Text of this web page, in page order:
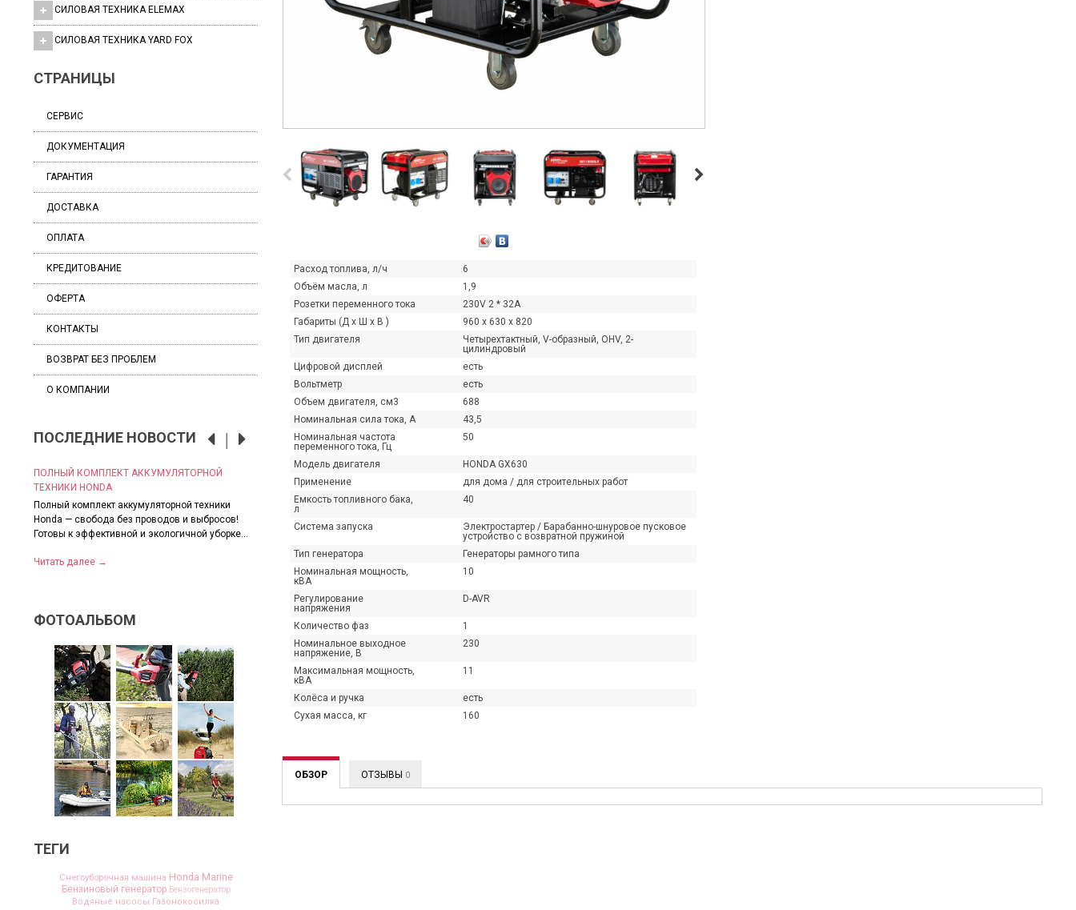
СИЛОВАЯ ТЕХНИКА ELEMAX
СИЛОВАЯ ТЕХНИКА YARD FOX
СТРАНИЦЫ
СЕРВИС
ДОКУМЕНТАЦИЯ
ГАРАНТИЯ
ДОСТАВКА
ОПЛАТА
КРЕДИТОВАНИЕ
ОФЕРТА
КОНТАКТЫ
ВОЗВРАТ БЕЗ ПРОБЛЕМ
О КОМПАНИИ
ПОСЛЕДНИЕ НОВОСТИ
ПОЛНЫЙ КОМПЛЕКТ АККУМУЛЯТОРНОЙ
ТЕХНИКИ HONDA
Полный комплект аккумуляторной техники
Honda — свобода без проводов и выбросов!
Готовы к эффективной и экологичной уборке...
Читать далее →
Грандиозные скидки на все мотопомпы Honda!
Пока лето в самом разгаре — самое время
Читать далее
HND С ДВИГАТЕЛЯМИ HONDA!
двигателями Honda! Продукция HND в наличии,
в наших салонах....
Читать далее
ФОТОАЛЬБОМ
ТЕГИ
Cнегоуборочная машина Honda Marine
Бензиновый генератор Бензогенератор
Водяные насосы Газонокосилка
Расход топлива, л/ч
6
Объём масла, л
1,9
Розетки переменного тока
230V 2 * 32A
Габариты (Д х Ш х В )
960 x 630 x 820
Тип двигателя
Четырехтактный, V-образный, OHV, 2-
цилиндровый
Цифровой дисплей
есть
Вольтметр
есть
Объем двигателя, см3
688
Номинальная сила тока, А
43,5
Номинальная частота
переменного тока, Гц
50
Модель двигателя
HONDA GX630
Применение
для дома / для строительных работ
Емкость топливного бака,
л
40
Система запуска
Электростартер / Барабанно-шнуровое пусковое
устройство с возвратной пружиной
Тип генератора
Генераторы рамного типа
Номинальная мощность,
кВА
10
Регулирование
напряжения
D-AVR
Количество фаз
1
Номинальное выходное
напряжение, В
230
Максимальная мощность,
кВА
11
Колёса и ручка
есть
Сухая масса, кг
160
ОБЗОР ОТЗЫВЫ 0